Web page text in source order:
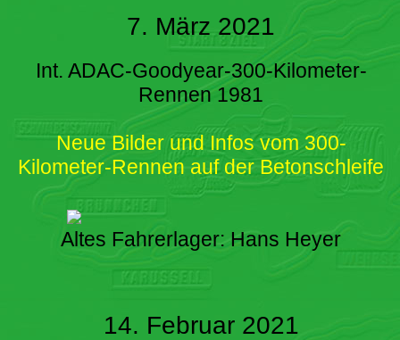
7. März 2021
Int. ADAC-Goodyear-300-Kilometer-
Rennen 1981
Neue Bilder und Infos vom 300-
Kilometer-Rennen auf der Betonschleife
Altes Fahrerlager: Hans Heyer
14. Februar 2021